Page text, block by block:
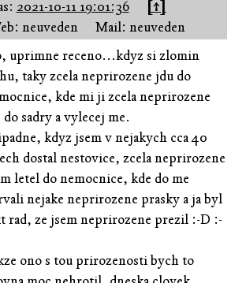
2021-10-11 19:01:36
[↑]
neuveden
Mail: neuveden
uprimne receno...kdyz si zlomin
taky zcela neprirozene jdu do
kde mi ji zcela neprirozene
do sadry a vylecej me.
kdyz jsem v nejakych cca 40
dostal nestovice, zcela neprirozene
letel do nemocnice, kde do me
nejake neprirozene prasky a ja byl
rad, ze jsem neprirozene prezil :-D :-
ono s tou prirozenosti bych to